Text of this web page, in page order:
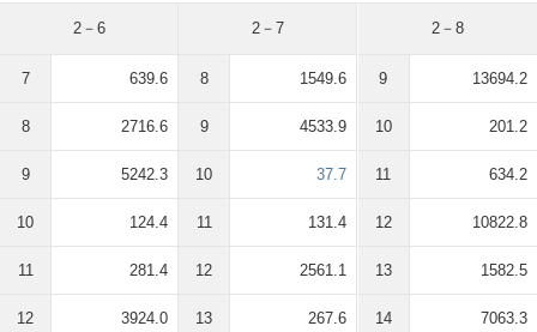
2－6
7 639.6
8 2716.6
9 5242.3
10 124.4
11 281.4
12 3924.0
2－7
8 1549.6
9 4533.9
10 37.7
11 131.4
12 2561.1
13 267.6
2－8
9 13694.2
10 201.2
11 634.2
12 10822.8
13 1582.5
14 7063.3